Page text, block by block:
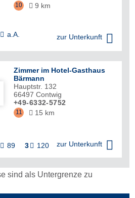
10  9 km
 a.A. zur Unterkunft 
Zimmer im Hotel-Gasthaus
Bärmann
Hauptstr. 132
66497 Contwig
+49-6332-5752
11  15 km
 89 3  120 zur Unterkunft 
sind als Untergrenze zu